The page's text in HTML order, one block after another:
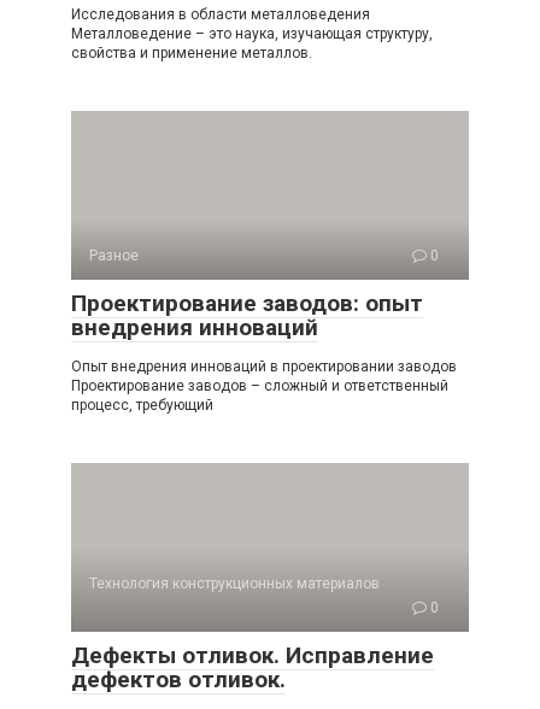
Исследования в области металловедения
Металловедение – это наука, изучающая структуру,
свойства и применение металлов.
Разное 0
Проектирование заводов: опыт
внедрения инноваций
Опыт внедрения инноваций в проектировании заводов
Проектирование заводов – сложный и ответственный
процесс, требующий
Технология конструкционных материалов
0
Дефекты отливок. Исправление
дефектов отливок.